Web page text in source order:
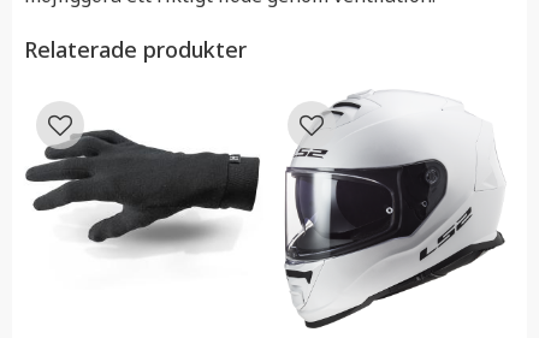
Relaterade produkter
Lägg till i favoriter
Lägg till i favoriter